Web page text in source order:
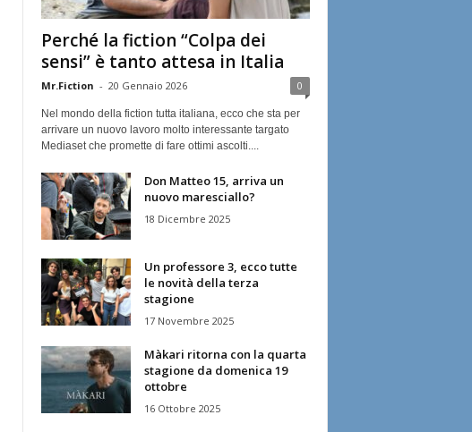
Perché la fiction “Colpa dei
sensi” è tanto attesa in Italia
Mr.Fiction - 20 Gennaio 2026 0
Nel mondo della fiction tutta italiana, ecco che sta per
arrivare un nuovo lavoro molto interessante targato
Mediaset che promette di fare ottimi ascolti....
Don Matteo 15, arriva un
nuovo maresciallo?
18 Dicembre 2025
Un professore 3, ecco tutte
le novità della terza
stagione
17 Novembre 2025
Màkari ritorna con la quarta
stagione da domenica 19
ottobre
16 Ottobre 2025